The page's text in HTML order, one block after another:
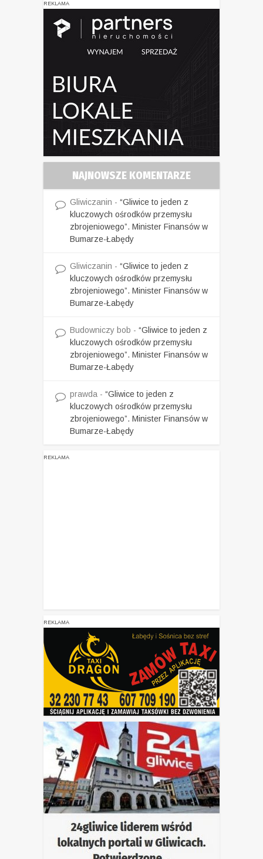
REKLAMA
NAJNOWSZE KOMENTARZE
Gliwiczanin - “Gliwice to jeden z
kluczowych ośrodków przemysłu
zbrojeniowego”. Minister Finansów w
Bumarze-Łabędy
Gliwiczanin - “Gliwice to jeden z
kluczowych ośrodków przemysłu
zbrojeniowego”. Minister Finansów w
Bumarze-Łabędy
Budowniczy bob - “Gliwice to jeden z
kluczowych ośrodków przemysłu
zbrojeniowego”. Minister Finansów w
Bumarze-Łabędy
prawda - “Gliwice to jeden z
kluczowych ośrodków przemysłu
zbrojeniowego”. Minister Finansów w
Bumarze-Łabędy
REKLAMA
REKLAMA